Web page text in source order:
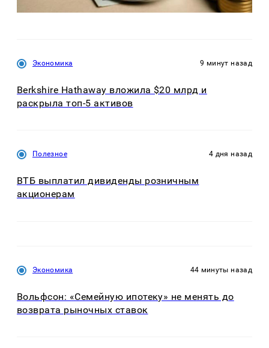
Экономика 9 минут назад
Berkshire Hathaway вложила $20 млрд и
раскрыла топ-5 активов
Полезное 4 дня назад
ВТБ выплатил дивиденды розничным
акционерам
Экономика 44 минуты назад
Вольфсон: «Семейную ипотеку» не менять до
возврата рыночных ставок